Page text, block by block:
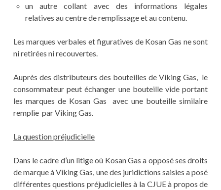
un autre collant avec des informations légales
relatives au centre de remplissage et au contenu.
Les marques verbales et figuratives de Kosan Gas ne sont
ni retirées ni recouvertes.
Auprès des distributeurs des bouteilles de Viking Gas, le
consommateur peut échanger une bouteille vide portant
les marques de Kosan Gas avec une bouteille similaire
remplie par Viking Gas.
La question préjudicielle
Dans le cadre d’un litige où Kosan Gas a opposé ses droits
de marque à Viking Gas, une des juridictions saisies a posé
différentes questions préjudicielles à la CJUE à propos de